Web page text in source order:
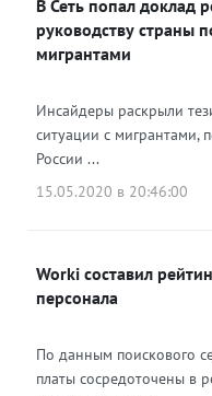
В Сеть попал доклад
руководству страны
мигрантами
Инсайдеры раскрыли
ситуации с мигрантами,
России ...
15.05.2020 в 20:46:00
Worki составил
персонала
По данным поискового
платы сосредоточены в